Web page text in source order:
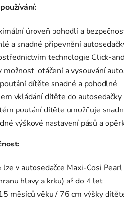
úroveň pohodlí a
a snadné připevnění
technologie Click-
možnosti otáčení a vysouvání
dítěte snadné a pohodlné
vkládání dítěte do
poutání dítěte umožňuje
výškové nastavení pásů a
lze v autosedačce Maxi-Cosi
hlavy a krku) až do 4 let
měsíců věku / 76 cm výšky